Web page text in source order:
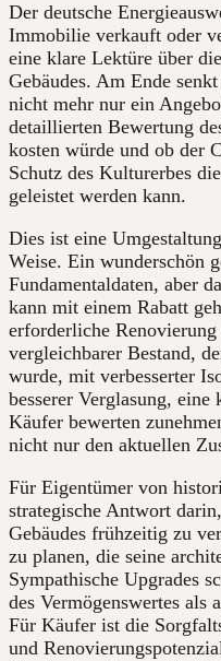
Der deutsche
Immobilie verkauft oder
eine klare Lektüre über
Gebäudes. Am Ende
nicht mehr nur ein
detaillierten Bewertung
kosten würde und ob der
Schutz des Kulturerbes
geleistet werden kann.
Dies ist eine
Weise. Ein wunderschön
Fundamentaldaten, aber
kann mit einem Rabatt
erforderliche
vergleichbarer Bestand,
wurde, mit verbesserter
besserer Verglasung,
Käufer bewerten
nicht nur den aktuellen
Für Eigentümer von
strategische Antwort
Gebäudes frühzeitig zu
zu planen, die seine
Sympathische Upgrades
des Vermögenswertes als
Für Käufer ist die
und